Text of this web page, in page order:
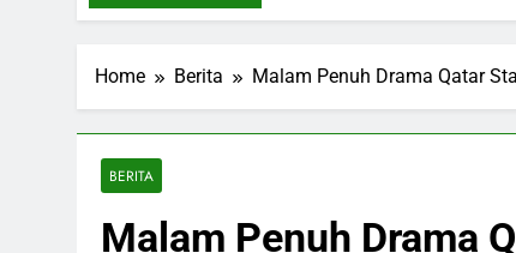
Home Berita Malam Penuh Drama Qatar
BERITA
Malam Penuh Drama